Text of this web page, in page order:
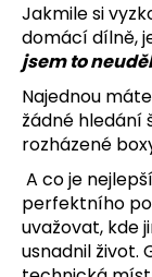
Jakmile si
domácí dílně,
jsem to
Najednou
žádné hledání
rozházené
A co je
perfektního
uvažovat, kde
usnadnil život.